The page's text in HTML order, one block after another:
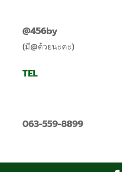
@456by
(มี@ด้วยนะคะ)
TEL
063-559-8899